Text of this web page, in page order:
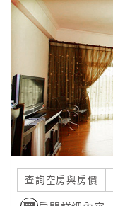
滿
意
度
訂
單
管
查詢空房與房價